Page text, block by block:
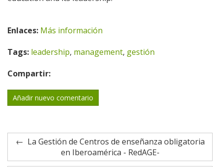
Enlaces: Más información
Tags: leadership, management, gestión
Compartir:
Añadir nuevo comentario
La Gestión de Centros de enseñanza obligatoria
en Iberoamérica - RedAGE-